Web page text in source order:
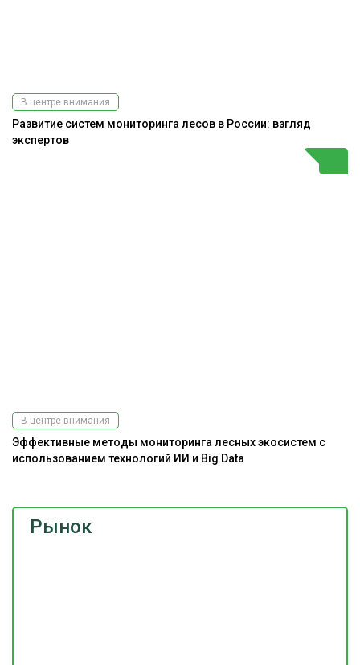
Рынок
В центре внимания
Развитие систем мониторинга лесов в России: взгляд
экспертов
В центре внимания
Эффективные методы мониторинга лесных экосистем с
использованием технологий ИИ и Big Data